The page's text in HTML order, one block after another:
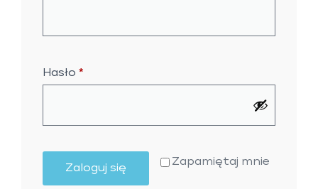
Hasło *
Zapamiętaj mnie
Zaloguj się